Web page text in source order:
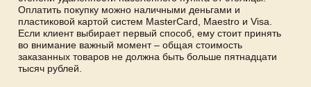
Оплатить покупку можно наличными деньгами и
пластиковой картой систем MasterCard, Maestro и Visa.
Если клиент выбирает первый способ, ему стоит принять
во внимание важный момент – общая стоимость
заказанных товаров не должна быть больше пятнадцати
тысяч рублей.